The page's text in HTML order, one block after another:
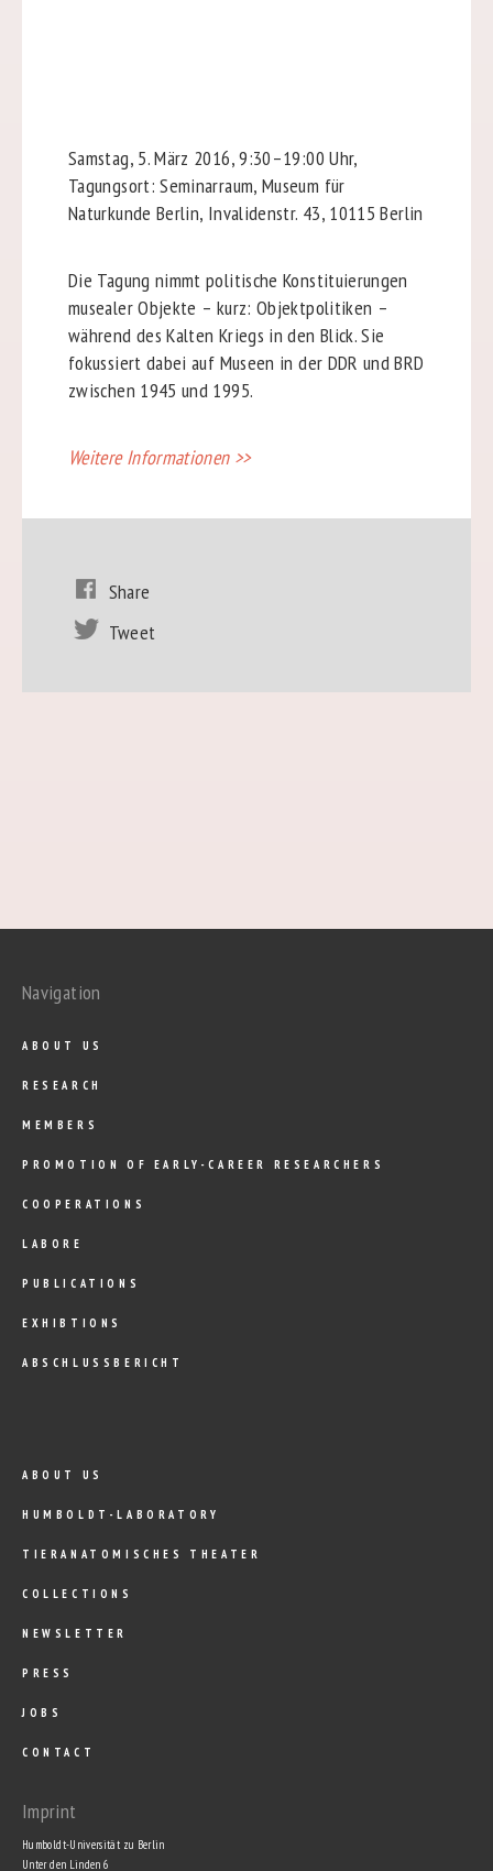
Samstag, 5. März 2016, 9:30–19:00 Uhr,
Tagungsort: Seminarraum, Museum für
Naturkunde Berlin, Invalidenstr. 43, 10115 Berlin
Die Tagung nimmt politische Konstituierungen
musealer Objekte – kurz: Objektpolitiken –
während des Kalten Kriegs in den Blick. Sie
fokussiert dabei auf Museen in der DDR und BRD
zwischen 1945 und 1995.
Weitere Informationen >>
Share
Tweet
Navigation
ABOUT US
RESEARCH
MEMBERS
PROMOTION OF EARLY-CAREER RESEARCHERS
COOPERATIONS
LABORE
PUBLICATIONS
EXHIBTIONS
ABSCHLUSSBERICHT
ABOUT US
HUMBOLDT-LABORATORY
TIERANATOMISCHES THEATER
COLLECTIONS
NEWSLETTER
PRESS
JOBS
CONTACT
Imprint
Humboldt-Universität zu Berlin
Unter den Linden 6